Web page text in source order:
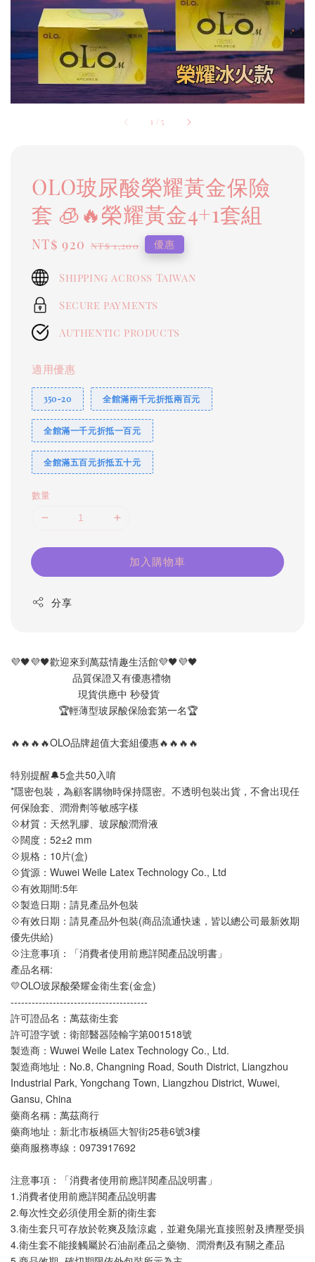
1 / 5
OLO玻尿酸榮耀黃金保險
套 🧊🔥榮耀黃金4+1套組
Sale
NT$ 920 Regular
NT$ 1,200 優惠
Shipping across Taiwan
Secure payments
Authentic products
適用優惠
350-20 全館滿兩千元折抵兩百元
全館滿一千元折抵一百元
全館滿五百元折抵五十元
數量
加入購物車
分享
💜🖤💜🖤歡迎來到萬茲情趣生活館💜🖤💜🖤
品質保證又有優惠禮物
現貨供應中 秒發貨
🏆輕薄型玻尿酸保險套第一名🏆
🔥🔥🔥🔥OLO品牌超值大套組優惠🔥🔥🔥🔥
特別提醒🔔5盒共50入唷
*隱密包裝，為顧客購物時保持隱密。不透明包裝出貨，不會出現任
何保險套、潤滑劑等敏感字樣
💠材質：天然乳膠、玻尿酸潤滑液
💠闊度：52±2 mm
💠規格：10片(盒)
💠貨源：Wuwei Weile Latex Technology Co., Ltd
💠有效期間:5年
💠製造日期：請見產品外包裝
💠有效日期：請見產品外包裝(商品流通快速，皆以總公司最新效期
優先供給)
💠注意事項：「消費者使用前應詳閱產品說明書」
產品名稱:
💛OLO玻尿酸榮耀金衛生套(金盒)
---------------------------------------
許可證品名：萬茲衛生套
許可證字號：衛部醫器陸輸字第001518號
製造商：Wuwei Weile Latex Technology Co., Ltd.
製造商地址：No.8, Changning Road, South District, Liangzhou
Industrial Park, Yongchang Town, Liangzhou District, Wuwei,
Gansu, China
藥商名稱：萬茲商行
藥商地址：新北市板橋區大智街25巷6號3樓
藥商服務專線：0973917692
注意事項：「消費者使用前應詳閱產品說明書」
1.消費者使用前應詳閱產品說明書
2.每次性交必須使用全新的衛生套
3.衛生套只可存放於乾爽及陰涼處，並避免陽光直接照射及擠壓受損
4.衛生套不能接觸屬於石油副產品之藥物、潤滑劑及有關之產品